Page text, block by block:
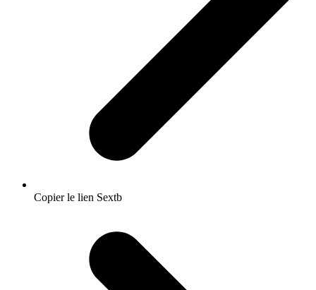
Copier le lien Sextb